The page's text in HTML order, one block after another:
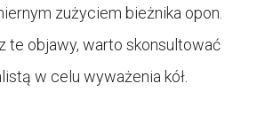
zużyciem bieżnika opon.
te objawy, warto skonsultować
w celu wyważenia kół.